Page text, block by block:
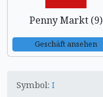
Penny Markt (9)
Geschäft ansehen
Symbol: I